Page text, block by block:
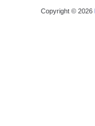
Copyright © 2026